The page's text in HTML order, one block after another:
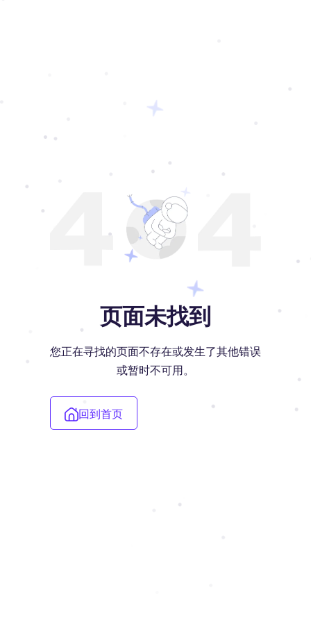
页面未找到
您正在寻找的页面不存在或发生了其他错误
或暂时不可用。
回到首页